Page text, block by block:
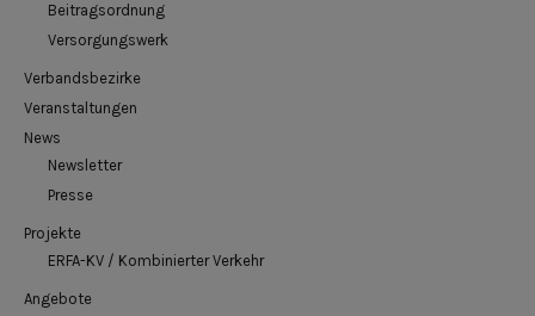
Beitragsordnung
Versorgungswerk
Verbandsbezirke
Veranstaltungen
News
Newsletter
Presse
Projekte
ERFA-KV / Kombinierter Verkehr
Angebote